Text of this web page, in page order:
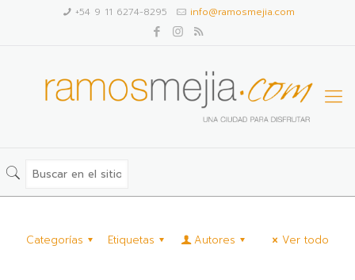
+54 9 11 6274-8295 info@ramosmejia.com
Categorías Etiquetas Autores Ver todo